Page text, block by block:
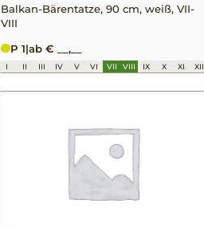
Balkan-Bärentatze, 90 cm, weiß, VII-
VIII
P 1|ab € __,__
I II III IV V VI VII VIII IX X XI XII